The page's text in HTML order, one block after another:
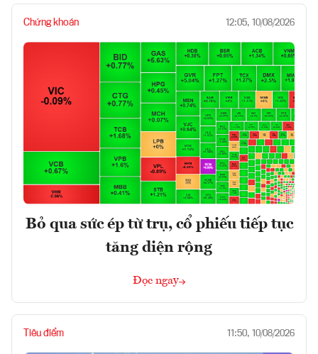
Chứng khoán 12:05, 10/08/2026
Bỏ qua sức ép từ trụ, cổ phiếu tiếp tục
tăng diện rộng
Đọc ngay
Tiêu điểm 11:50, 10/08/2026